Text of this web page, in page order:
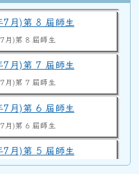
月)第 6 屆師生
月)第 5 屆師生